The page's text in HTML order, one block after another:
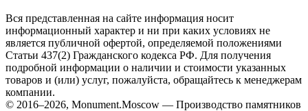
Вся представленная на сайте информация носит
информационный характер и ни при каких условиях не
является публичной офертой, определяемой положениями
Статьи 437(2) Гражданского кодекса РФ. Для получения
подробной информации о наличии и стоимости указанных
товаров и (или) услуг, пожалуйста, обращайтесь к менеджерам
компании.
© 2016–2026, Monument.Moscow — Производство памятников